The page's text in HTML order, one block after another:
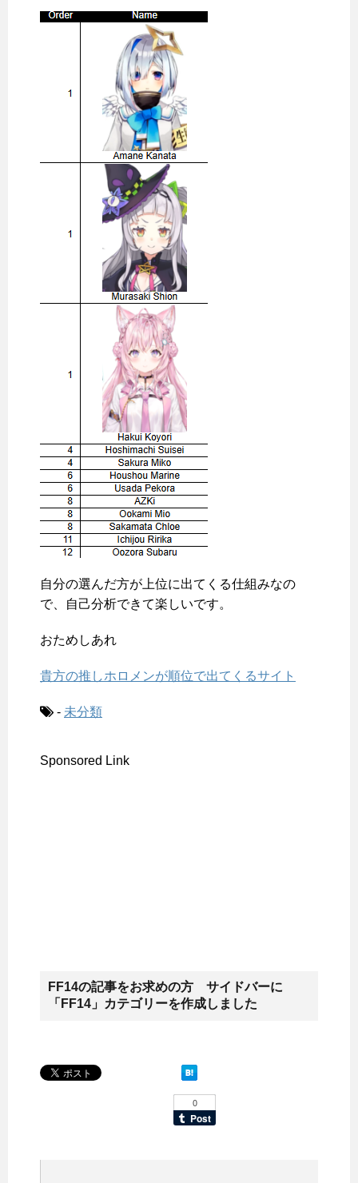
自分の選んだ方が上位に出てくる仕組みなの
で、自己分析できて楽しいです。
おためしあれ
貴方の推しホロメンが順位で出てくるサイト
- 未分類
Sponsored Link
FF14の記事をお求めの方 サイドバーに
「FF14」カテゴリーを作成しました